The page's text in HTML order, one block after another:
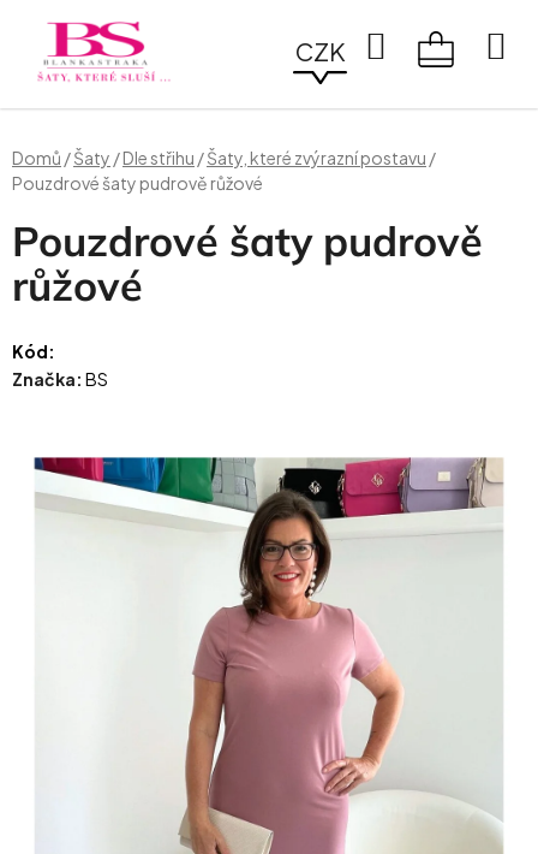
obsah
CZK
Hledat
Domů /Šaty /Dle střihu /Šaty, které zvýrazní postavu /
Pouzdrové šaty pudrově růžové
Pouzdrové šaty pudrově
růžové
Kód:
Značka: BS